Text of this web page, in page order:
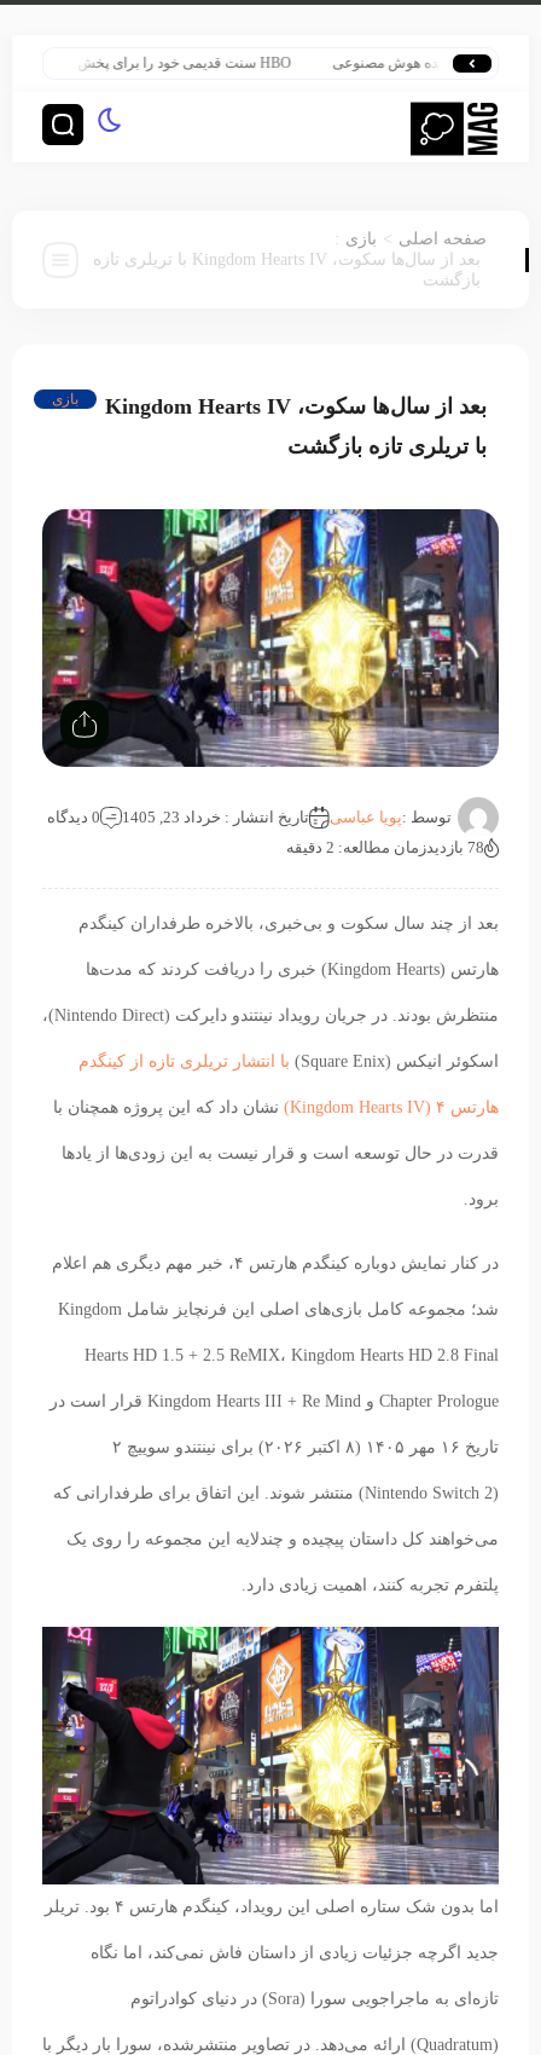
پرونده هوش مصنوعی
صفحه اصلی > بازی :
بعد از سال‌ها سکوت، Kingdom Hearts IV با تریلری تازه
بازگشت
بعد از سال‌ها سکوت، Kingdom Hearts IV
با تریلری تازه بازگشت
بازی
توسط :پویا عباسی تاریخ انتشار : خرداد 23, 1405
0 دیدگاه
78 بازدید
زمان مطالعه: 2 دقیقه
بعد از چند سال سکوت و بی‌خبری، بالاخره طرفداران کینگدم
هارتس (Kingdom Hearts) خبری را دریافت کردند که مدت‌ها
منتظرش بودند. در جریان رویداد نینتندو دایرکت (Nintendo Direct)،
اسکوئر انیکس (Square Enix) با انتشار تریلری تازه از کینگدم
هارتس ۴ (Kingdom Hearts IV) نشان داد که این پروژه همچنان با
قدرت در حال توسعه است و قرار نیست به این زودی‌ها از یادها
برود.
در کنار نمایش دوباره کینگدم هارتس ۴، خبر مهم دیگری هم اعلام
شد؛ مجموعه کامل بازی‌های اصلی این فرنچایز شامل Kingdom
Hearts HD 1.5 + 2.5 ReMIX، Kingdom Hearts HD 2.8 Final
Chapter Prologue و Kingdom Hearts III + Re Mind قرار است در
تاریخ ۱۶ مهر ۱۴۰۵ (۸ اکتبر ۲۰۲۶) برای نینتندو سوییچ ۲
(Nintendo Switch 2) منتشر شوند. این اتفاق برای طرفدارانی که
می‌خواهند کل داستان پیچیده و چندلایه این مجموعه را روی یک
پلتفرم تجربه کنند، اهمیت زیادی دارد.
اما بدون شک ستاره اصلی این رویداد، کینگدم هارتس ۴ بود. تریلر
جدید اگرچه جزئیات زیادی از داستان فاش نمی‌کند، اما نگاه
تازه‌ای به ماجراجویی سورا (Sora) در دنیای کوادراتوم
(Quadratum) ارائه می‌دهد. در تصاویر منتشرشده، سورا بار دیگر با